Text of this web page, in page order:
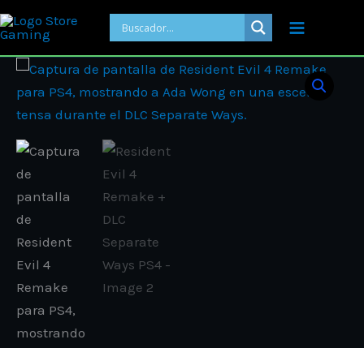
Ir
al
contenido
Price
range:
Resident
Evil
4
Remake
DLC
Separate
Ways
PS4
cantidad